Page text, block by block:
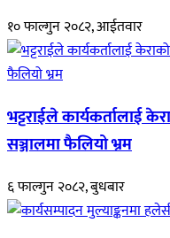
१० फाल्गुन २०८२, आईतवार
भट्टराईले कार्यकर्तालाई
सञ्जालमा फैलियो भ्रम
६ फाल्गुन २०८२, बुधबार